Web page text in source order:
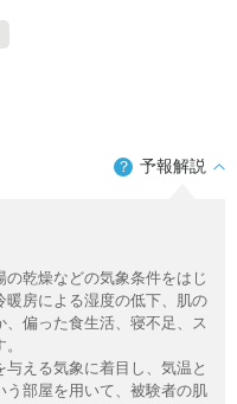
？ 予報解説
乾燥などの気象条件をはじ
房による湿度の低下、肌の
偏った食生活、寝不足、ス
える気象に着目し、気温と
部屋を用いて、被験者の肌